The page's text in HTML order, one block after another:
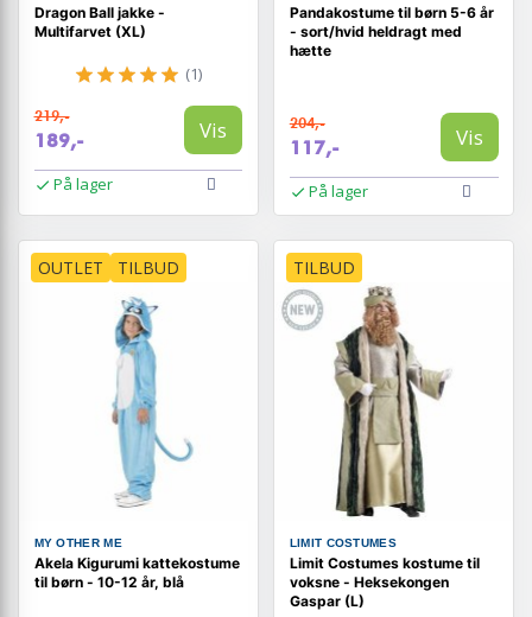
Dragon Ball jakke -
Multifarvet (XL)
(1)
219,-
189,- Vis
På lager
Pandakostume til børn 5-6 år
- sort/hvid heldragt med
hætte
204,-
117,- Vis
På lager
OUTLET TILBUD
MY OTHER ME
Akela Kigurumi kattekostume
til børn - 10-12 år, blå
TILBUD
LIMIT COSTUMES
Limit Costumes kostume til
voksne - Heksekongen
Gaspar (L)